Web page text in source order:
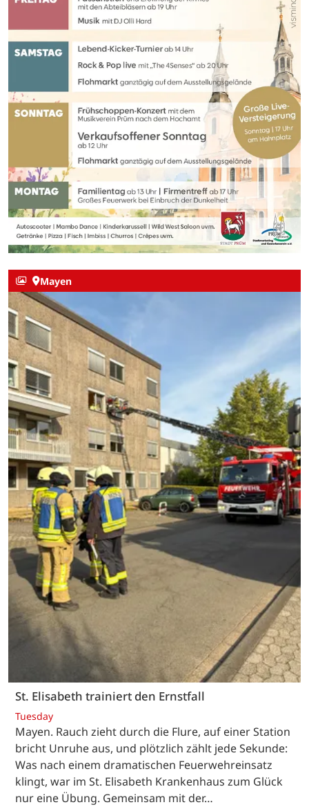
Mayen
St. Elisabeth trainiert den Ernstfall
Tuesday
Mayen. Rauch zieht durch die Flure, auf einer Station
bricht Unruhe aus, und plötzlich zählt jede Sekunde:
Was nach einem dramatischen Feuerwehreinsatz
klingt, war im St. Elisabeth Krankenhaus zum Glück
nur eine Übung. Gemeinsam mit der…